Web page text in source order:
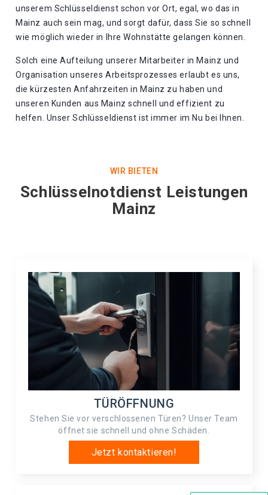
unserem Schlüsseldienst schon vor Ort, egal, wo das in
Mainz auch sein mag, und sorgt dafür, dass Sie so schnell
wie möglich wieder in Ihre Wohnstätte gelangen können.
Solch eine Aufteilung unserer Mitarbeiter in Mainz und
Organisation unseres Arbeitsprozesses erlaubt es uns,
die kürzesten Anfahrzeiten in Mainz zu haben und
unseren Kunden aus Mainz schnell und effizient zu
helfen. Unser Schlüsseldienst ist immer im Nu bei Ihnen.
WIR BIETEN
Schlüsselnotdienst Leistungen
Mainz
TÜRÖFFNUNG
Stehen Sie vor verschlossenen Türen? Unser Team
öffnet sie schnell und ohne Schäden.
Jetzt kontaktieren!